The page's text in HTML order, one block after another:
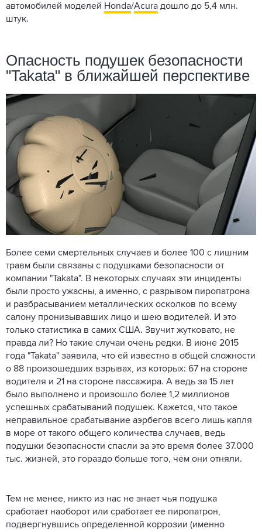
автомобилей моделей Honda/Acura дошло до 5,4 млн.
штук.
Опасность подушек безопасности
"Takata" в ближайшей перспективе
Более семи смертельных случаев и более 100 с лишним
травм были связаны с подушками безопасности от
компании "Takata". В некоторых случаях эти инциденты
были просто ужасны, а именно, с разрывом пиропатрона
и разбрасыванием металлических осколков по всему
салону пронизывавших лицо и шею водителей. И это
только статистика в самих США. Звучит жутковато, не
правда ли? Но такие случаи очень редки. В июне 2015
года "Takata" заявила, что ей известно в общей сложности
о 88 произошедших взрывах, из которых: 67 на стороне
водителя и 21 на стороне пассажира. А ведь за 15 лет
было выполнено и произошло более 1,2 миллионов
успешных срабатываний подушек. Кажется, что такое
неправильное срабатывание аэрбегов всего лишь капля
в море от такого общего количества случаев, ведь
подушки безопасности спасли за это время более 37.000
тыс. жизней, это гораздо больше того, чем они отняли.
Тем не менее, никто из нас не знает чья подушка
сработает наоборот или сработает ее пиропатрон,
подвергнувшись определенной коррозии (именно